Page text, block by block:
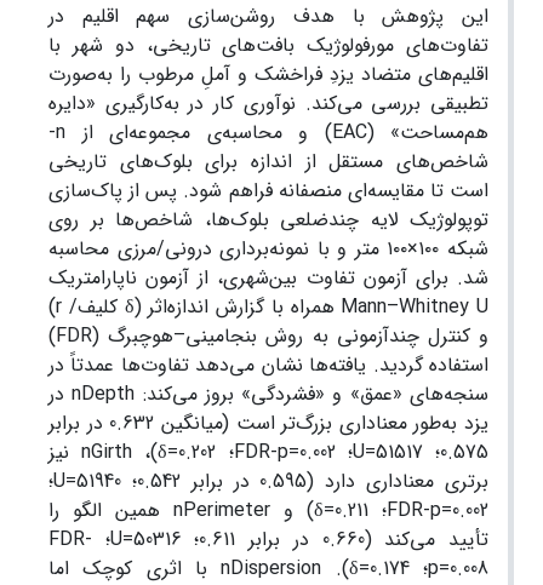
این پژوهش با هدف روشن‌سازی سهم اقلیم در
تفاوت‌های مورفولوژیک بافت‌های تاریخی، دو شهر با
اقلیم‌های متضاد یزدِ فراخشک و آملِ مرطوب را به‌صورت
تطبیقی بررسی می‌کند. نوآوری کار در به‌کارگیری «دایره
هم‌مساحت» (EAC) و محاسبه‌ی مجموعه‌ای از n-
شاخص‌های مستقل از اندازه برای بلوک‌های تاریخی
است تا مقایسه‌ای منصفانه فراهم شود. پس از پاک‌سازی
توپولوژیک لایه چندضلعی بلوک‌ها، شاخص‌ها بر روی
شبکه ۱۰۰×۱۰۰ متر و با نمونه‌برداری درونی/مرزی محاسبه
شد. برای آزمون تفاوت بین‌شهری، از آزمون ناپارامتریک
Mann–Whitney U همراه با گزارش اندازه‌اثر (δ کلیف/ r)
و کنترل چندآزمونی به روش بنجامینی–هوچبرگ (FDR)
استفاده گردید. یافته‌ها نشان می‌دهد تفاوت‌ها عمدتاً در
سنجه‌های «عمق» و «فشردگی» بروز می‌کند: nDepth در
یزد به‌طور معناداری بزرگ‌تر است (میانگین 0.632 در برابر
0.575؛ U=51517؛ FDR-p=0.002؛ δ=0.202)، nGirth نیز
برتری معناداری دارد (0.595 در برابر 0.542؛ U=51940؛
FDR-p=0.002؛ δ=0.211) و nPerimeter همین الگو را
تأیید می‌کند (0.660 در برابر 0.611؛ U=50316؛ FDR-
p=0.008؛ δ=0.174). nDispersion با اثری کوچک اما